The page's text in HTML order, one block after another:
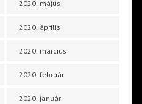
2020. május
2020. április
2020. március
2020. február
2020. január